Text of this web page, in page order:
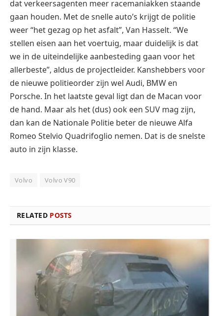
dat verkeersagenten meer racemaniakken staande
gaan houden. Met de snelle auto’s krijgt de politie
weer “het gezag op het asfalt”, Van Hasselt. “We
stellen eisen aan het voertuig, maar duidelijk is dat
we in de uiteindelijke aanbesteding gaan voor het
allerbeste”, aldus de projectleider. Kanshebbers voor
de nieuwe politieorder zijn wel Audi, BMW en
Porsche. In het laatste geval ligt dan de Macan voor
de hand. Maar als het (dus) ook een SUV mag zijn,
dan kan de Nationale Politie beter de nieuwe Alfa
Romeo Stelvio Quadrifoglio nemen. Dat is de snelste
auto in zijn klasse.
Volvo Volvo V90
RELATED POSTS